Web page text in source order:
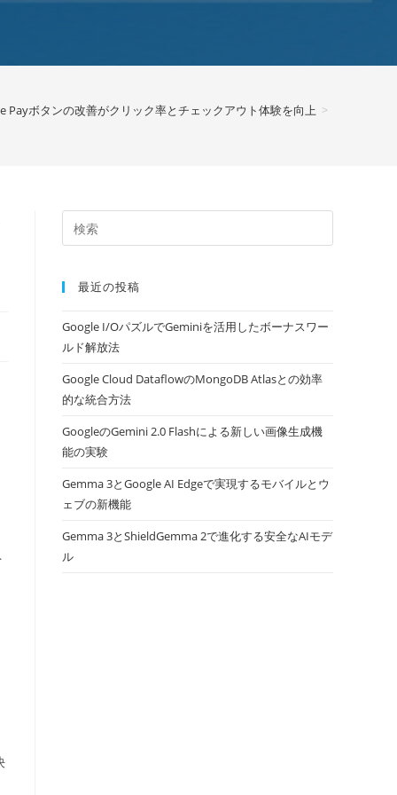
Payボタンの改善がクリック率とチェックアウト体験を向上 >
最近の投稿
Google I/OパズルでGeminiを活用したボーナスワー
ルド解放法
Google Cloud DataflowのMongoDB Atlasとの効率
的な統合方法
GoogleのGemini 2.0 Flashによる新しい画像生成機
能の実験
Gemma 3とGoogle AI Edgeで実現するモバイルとウ
ェブの新機能
Gemma 3とShieldGemma 2で進化する安全なAIモデ
ル